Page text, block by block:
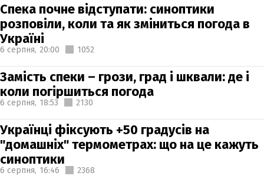
Спека почне відступати: синоптики
розповіли, коли та як зміниться погода в
Україні
6 серпня, 20:00 1052
Замість спеки – грози, град і шквали: де і
коли погіршиться погода
6 серпня, 18:53 2130
Українці фіксують +50 градусів на
"домашніх" термометрах: що на це кажуть
синоптики
6 серпня, 16:46 2368